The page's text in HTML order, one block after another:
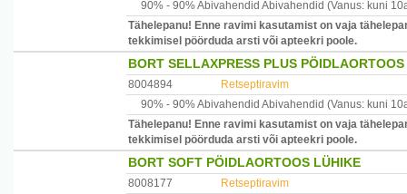
90% - 90% Abivahendid Abivahendid (Vanus: kuni
Tähelepanu! Enne ravimi kasutamist on vaja
tekkimisel pöörduda arsti või apteekri poole.
BORT SELLAXPRESS PLUS PÖIDLAORTOOS
8004894
Retseptiravim
90% - 90% Abivahendid Abivahendid (Vanus: kuni
Tähelepanu! Enne ravimi kasutamist on vaja
tekkimisel pöörduda arsti või apteekri poole.
BORT SOFT PÖIDLAORTOOS LÜHIKE
8008177
Retseptiravim